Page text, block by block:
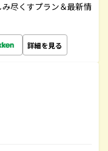
尽くすプラン＆最新情
詳細を見る